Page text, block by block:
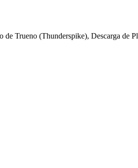
Trueno (Thunderspike), Descarga de